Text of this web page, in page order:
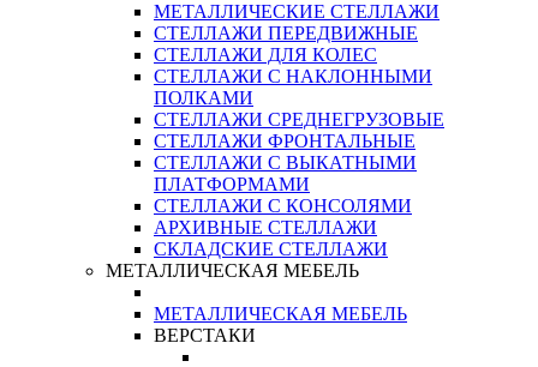
МЕТАЛЛИЧЕСКИЕ СТЕЛЛАЖИ
СТЕЛЛАЖИ ПЕРЕДВИЖНЫЕ
СТЕЛЛАЖИ ДЛЯ КОЛЕС
СТЕЛЛАЖИ С НАКЛОННЫМИ
ПОЛКАМИ
СТЕЛЛАЖИ СРЕДНЕГРУЗОВЫЕ
СТЕЛЛАЖИ ФРОНТАЛЬНЫЕ
СТЕЛЛАЖИ С ВЫКАТНЫМИ
ПЛАТФОРМАМИ
СТЕЛЛАЖИ С КОНСОЛЯМИ
АРХИВНЫЕ СТЕЛЛАЖИ
СКЛАДСКИЕ СТЕЛЛАЖИ
МЕТАЛЛИЧЕСКАЯ МЕБЕЛЬ
МЕТАЛЛИЧЕСКАЯ МЕБЕЛЬ
ВЕРСТАКИ